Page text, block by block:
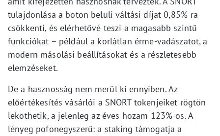
tulajdonlása a boton belüli váltási díjat 0,85%-ra
csökkenti, és elérhetővé teszi a magasabb szintű
funkciókat – például a korlátlan érme-vadászatot, a
modern másolási beállításokat és a részletesebb
elemzéseket.
De a hasznosság nem merül ki ennyiben. Az
előértékesítés vásárlói a SNORT tokenjeiket rögtön
leköthetik, a jelenleg az éves hozam 123%-os. A
lényeg pofonegyszerű: a staking támogatja a